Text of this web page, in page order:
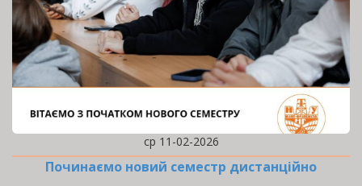
ср 11-02-2026
Починаємо новий семестр дистанційно